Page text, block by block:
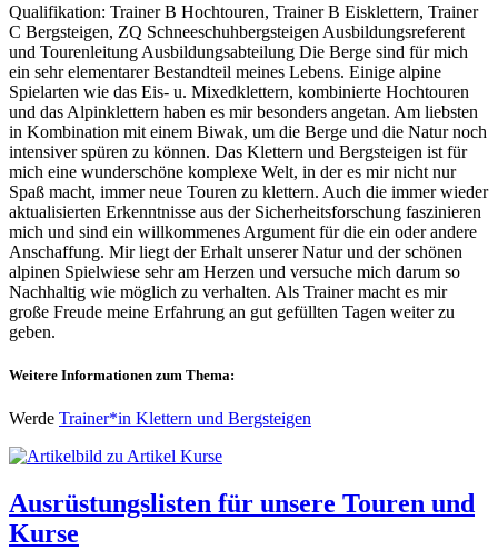
Qualifikation: Trainer B Hochtouren, Trainer B Eisklettern, Trainer
C Bergsteigen, ZQ Schneeschuhbergsteigen Ausbildungsreferent
und Tourenleitung Ausbildungsabteilung Die Berge sind für mich
ein sehr elementarer Bestandteil meines Lebens. Einige alpine
Spielarten wie das Eis- u. Mixedklettern, kombinierte Hochtouren
und das Alpinklettern haben es mir besonders angetan. Am liebsten
in Kombination mit einem Biwak, um die Berge und die Natur noch
intensiver spüren zu können. Das Klettern und Bergsteigen ist für
mich eine wunderschöne komplexe Welt, in der es mir nicht nur
Spaß macht, immer neue Touren zu klettern. Auch die immer wieder
aktualisierten Erkenntnisse aus der Sicherheitsforschung faszinieren
mich und sind ein willkommenes Argument für die ein oder andere
Anschaffung. Mir liegt der Erhalt unserer Natur und der schönen
alpinen Spielwiese sehr am Herzen und versuche mich darum so
Nachhaltig wie möglich zu verhalten. Als Trainer macht es mir
große Freude meine Erfahrung an gut gefüllten Tagen weiter zu
geben.
Weitere Informationen zum Thema:
Werde Trainer*in Klettern und Bergsteigen
Ausrüstungslisten für unsere Touren und
Kurse